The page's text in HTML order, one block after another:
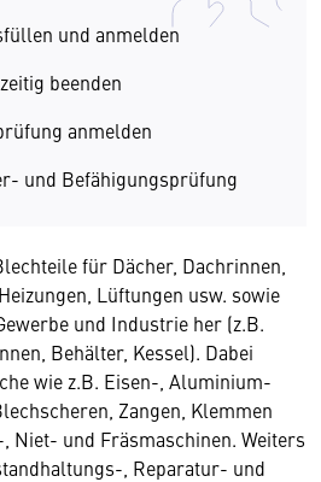
und anmelden
beenden
anmelden
und Befähigungsprüfung
für Dächer, Dachrinnen,
Lüftungen usw. sowie
und Industrie her (z.B.
Behälter, Kessel). Dabei
wie z.B. Eisen-, Aluminium-
Zangen, Klemmen
Niet- und Fräsmaschinen. Weiters
, Reparatur- und